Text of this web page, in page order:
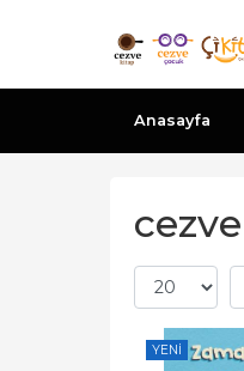
Anasayfa
YENI